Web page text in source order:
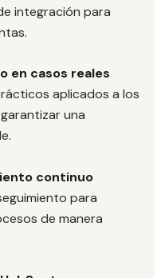
integración para
en casos reales
aplicados a los
una
continuo
para
de manera